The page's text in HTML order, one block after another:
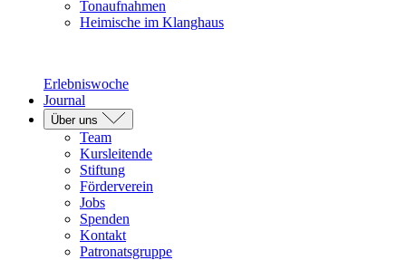
Tonaufnahmen
Heimische im Klanghaus
Erlebniswoche
Journal
Über uns
Team
Kursleitende
Stiftung
Förderverein
Jobs
Spenden
Kontakt
Patronatsgruppe